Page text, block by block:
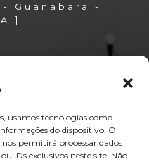
usamos tecnologias como
do dispositivo. O
permitirá processar dados
IDs exclusivos neste site. Não
Guanabara -
]